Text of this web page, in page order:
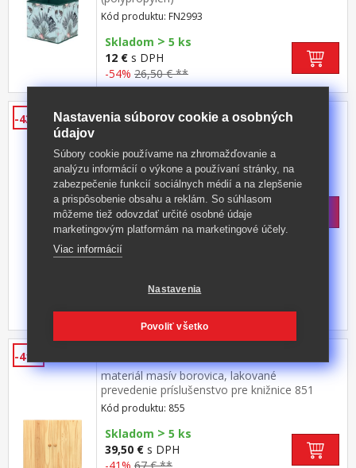
Kód produktu: FN2993
Skladom > 5 ks
12 € s DPH
-54% 26,50 € **
-43% Knižnica 8011 lakovaná
prevedenie štyri police
Kód produktu: 8011
Skladom> 5 ks
125 €s DPH
-43% 223 € **
+ ĎALŠIE VEĽKOSTI
-41%
materiál masív borovica, lakované
prevedenie príslušenstvo pre knižnice 851
alebo 853
Kód produktu: 855
Skladom > 5 ks
39,50 € s DPH
Nastavenia súborov cookie a osobných
údajov
Súbory cookie používame na zhromažďovanie a
analýzu informácií o výkone a používaní stránky, na
zabezpečenie funkcií sociálnych médií a na zlepšenie
a prispôsobenie obsahu a reklám. So súhlasom
môžeme tiež odovzdať určité osobné údaje
marketingovým platformám na marketingové účely.
Viac informácií
Nastavenia
Povoliť všetko